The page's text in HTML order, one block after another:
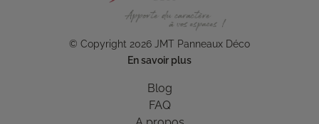
© Copyright 2026 JMT Panneaux Déco
En savoir plus
Blog
FAQ